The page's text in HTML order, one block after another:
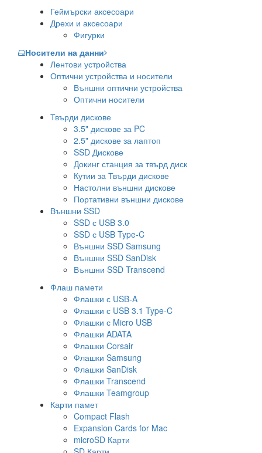
Геймърски аксесоари
Дрехи и аксесоари
Фигурки
Носители на данни
Лентови устройства
Оптични устройства и носители
Външни оптични устройства
Оптични носители
Твърди дискове
3.5" дискове за PC
2.5" дискове за лаптоп
SSD Дискове
Докинг станция за твърд диск
Кутии за Твърди дискове
Настолни външни дискове
Портативни външни дискове
Външни SSD
SSD с USB 3.0
SSD с USB Type-C
Външни SSD Samsung
Външни SSD SanDisk
Външни SSD Transcend
Флаш памети
Флашки с USB-A
Флашки с USB 3.1 Type-C
Флашки с Micro USB
Флашки ADATA
Флашки Corsair
Флашки Samsung
Флашки SanDisk
Флашки Transcend
Флашки Teamgroup
Карти памет
Compact Flash
Expansion Cards for Mac
microSD Карти